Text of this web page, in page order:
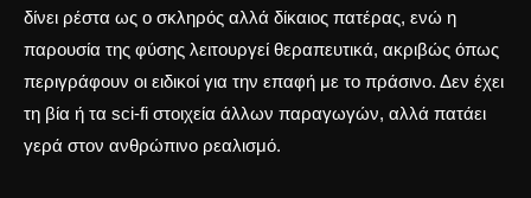
δίνει ρέστα ως ο σκληρός αλλά δίκαιος πατέρας, ενώ η
παρουσία της φύσης λειτουργεί θεραπευτικά, ακριβώς όπως
περιγράφουν οι ειδικοί για την επαφή με το πράσινο. Δεν έχει
τη βία ή τα sci-fi στοιχεία άλλων παραγωγών, αλλά πατάει
γερά στον ανθρώπινο ρεαλισμό.